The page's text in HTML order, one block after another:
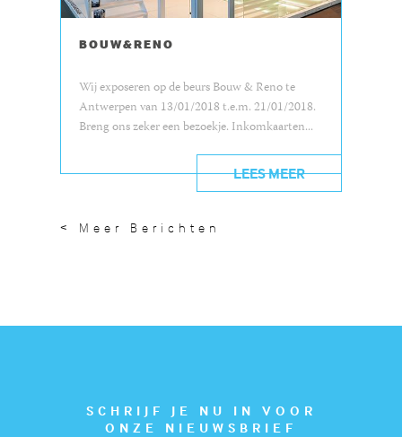
BOUW&RENO
Wij exposeren op de beurs Bouw & Reno te
Antwerpen van 13/01/2018 t.e.m. 21/01/2018.
Breng ons zeker een bezoekje. Inkomkaarten...
LEES MEER
< Meer Berichten
SCHRIJF JE NU IN VOOR
ONZE NIEUWSBRIEF